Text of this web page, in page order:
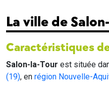
La ville de
Caractéristiques
Salon-la-Tour est située
(19), en région Nouvelle-